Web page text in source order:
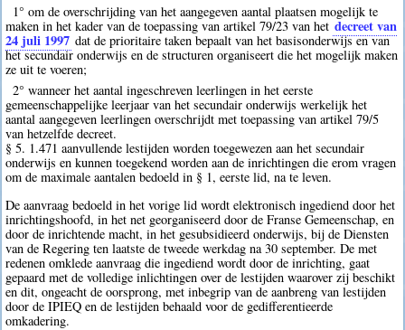
1° om de overschrijding van het aangegeven aantal plaatsen mogelijk te
maken in het kader van de toepassing van artikel 79/23 van het decreet van
24 juli 1997 dat de prioritaire taken bepaalt van het basisonderwijs en van
het secundair onderwijs en de structuren organiseert die het mogelijk maken
ze uit te voeren;
2° wanneer het aantal ingeschreven leerlingen in het eerste
gemeenschappelijke leerjaar van het secundair onderwijs werkelijk het
aantal aangegeven leerlingen overschrijdt met toepassing van artikel 79/5
van hetzelfde decreet.
§ 5. 1.471 aanvullende lestijden worden toegewezen aan het secundair
onderwijs en kunnen toegekend worden aan de inrichtingen die erom vragen
om de maximale aantalen bedoeld in § 1, eerste lid, na te leven.
De aanvraag bedoeld in het vorige lid wordt elektronisch ingediend door het
inrichtingshoofd, in het net georganiseerd door de Franse Gemeenschap, en
door de inrichtende macht, in het gesubsidieerd onderwijs, bij de Diensten
van de Regering ten laatste de tweede werkdag na 30 september. De met
redenen omklede aanvraag die ingediend wordt door de inrichting, gaat
gepaard met de volledige inlichtingen over de lestijden waarover zij beschikt
en dit, ongeacht de oorsprong, met inbegrip van de aanbreng van lestijden
door de IPIEQ en de lestijden behaald voor de gedifferentieerde
omkadering.